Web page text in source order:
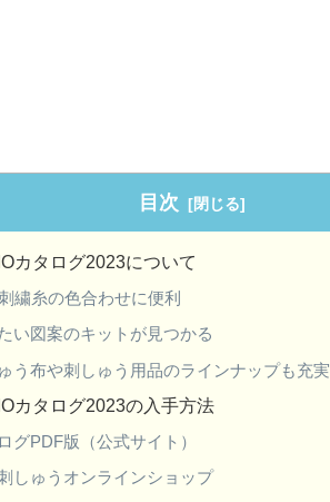
目次
カタログ2023について
繍糸の色合わせに便利
い図案のキットが見つかる
う布や刺しゅう用品のラインナップも充実
カタログ2023の入手方法
グPDF版（公式サイト）
しゅうオンラインショップ